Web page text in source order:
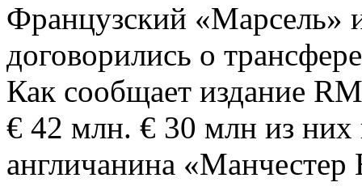
Французский «Марсель»
договорились о
Как сообщает издание
€ 42 млн. € 30 млн из
англичанина